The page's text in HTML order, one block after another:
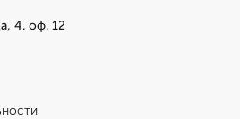
4. оф. 12